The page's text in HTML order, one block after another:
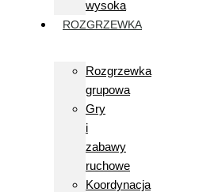
wysoka
ROZGRZEWKA
Rozgrzewka
grupowa
Gry
i
zabawy
ruchowe
Koordynacja